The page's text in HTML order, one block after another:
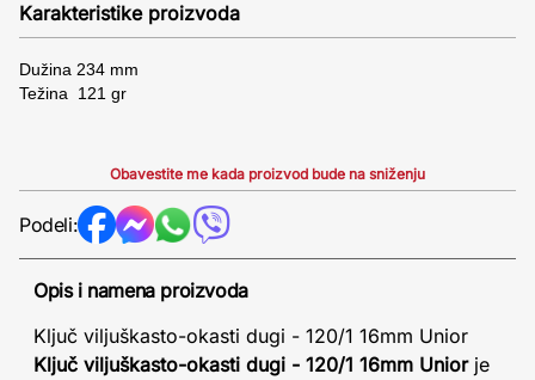
Karakteristike proizvoda
Dužina 234 mm
Težina 121 gr
Obavestite me kada proizvod bude na sniženju
Podeli:
Opis i namena proizvoda
Ključ viljuškasto-okasti dugi - 120/1 16mm Unior
Ključ viljuškasto-okasti dugi - 120/1 16mm Uniorje